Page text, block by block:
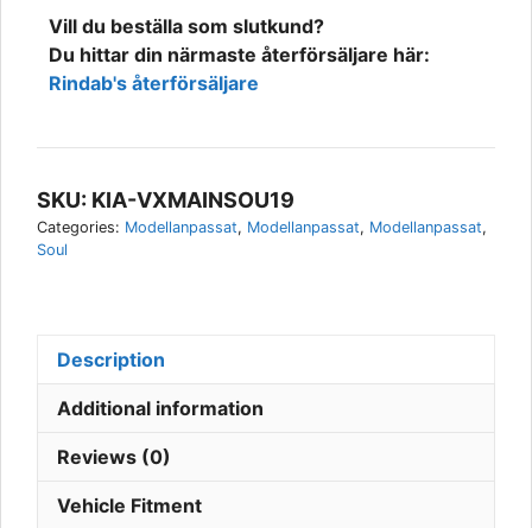
2019-
2022
Modellanpassat
Extraljus-
Vision
quantity
Vill du beställa som slutkund?
Du hittar din närmaste återförsäljare här:
Rindab's återförsäljare
SKU: KIA-VXMAINSOU19
Categories: Modellanpassat, Modellanpassat, Modellanpassat,
Soul
Description
Additional information
Reviews (0)
Vehicle Fitment